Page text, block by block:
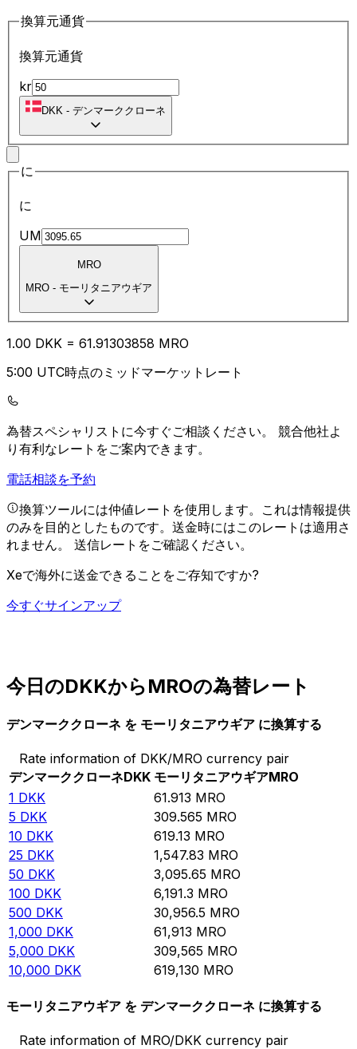
換算元通貨
換算元通貨
kr
DKK - デンマーククローネ
に
に
UM
MRO
MRO - モーリタニアウギア
1.00 DKK = 61.91303858 MRO
5:00 UTC時点のミッドマーケットレート
為替スペシャリストに今すぐご相談ください。 競合他社よ
り有利なレートをご案内できます。
電話相談を予約
換算ツールには仲値レートを使用します。これは情報提供
のみを目的としたものです。送金時にはこのレートは適用さ
れません。 送信レートをご確認ください。
Xeで海外に送金できることをご存知ですか?
今すぐサインアップ
今日のDKKからMROの為替レート
デンマーククローネ を モーリタニアウギア に換算する
Rate information of DKK/MRO currency pair
デンマーククローネDKK モーリタニアウギアMRO
1 DKK 61.913 MRO
5 DKK 309.565 MRO
10 DKK 619.13 MRO
25 DKK 1,547.83 MRO
50 DKK 3,095.65 MRO
100 DKK 6,191.3 MRO
500 DKK 30,956.5 MRO
1,000 DKK 61,913 MRO
5,000 DKK 309,565 MRO
10,000 DKK 619,130 MRO
モーリタニアウギア を デンマーククローネ に換算する
Rate information of MRO/DKK currency pair